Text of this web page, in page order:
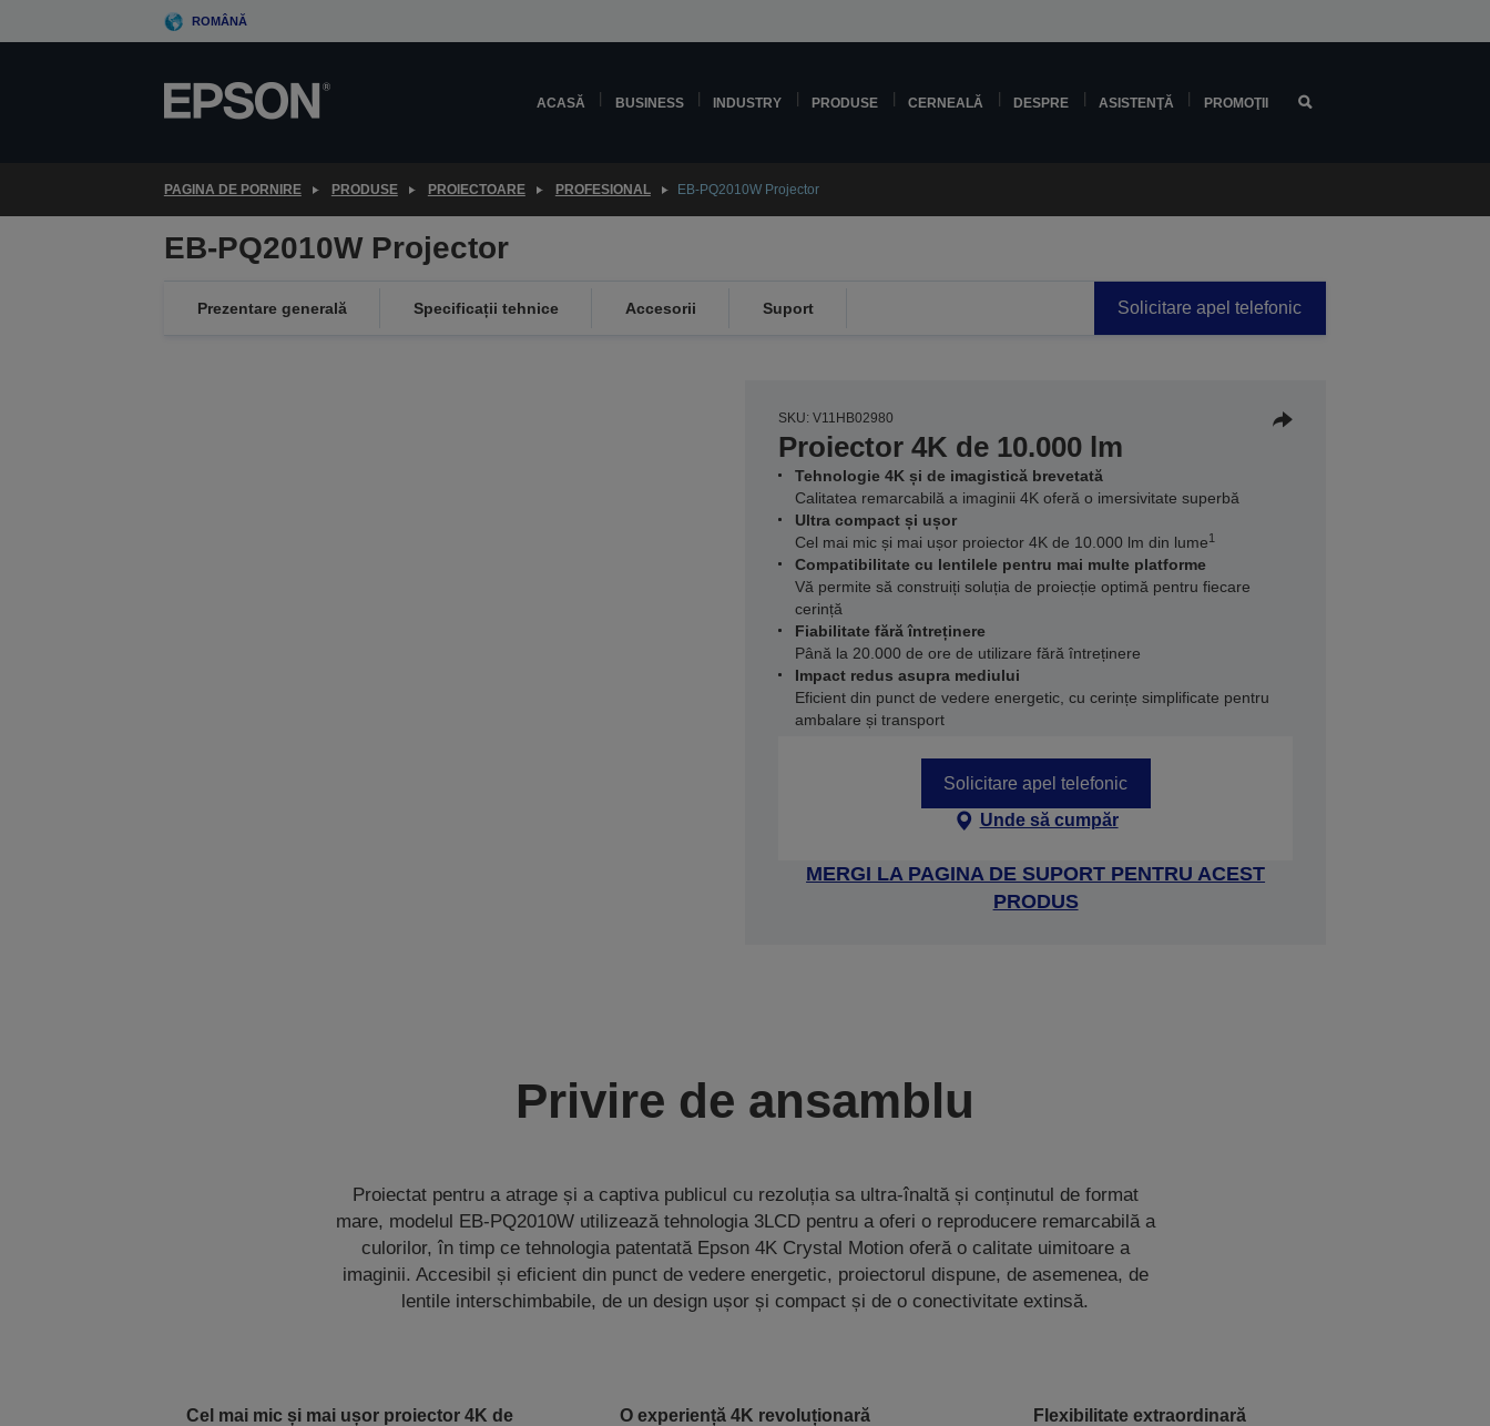
to
ROMÂNĂ
ACASĂ BUSINESS INDUSTRY PRODUSE CERNEALĂ DESPRE ASISTENŢĂ PROMOŢII
PAGINA DE PORNIRE PRODUSE PROIECTOARE PROFESIONAL EB-PQ2010W Projector
EB-PQ2010W Projector
Prezentare generală Specificații tehnice Accesorii Suport Solicitare apel telefonic
SKU: V11HB02980
Proiector 4K de 10.000 lm
Tehnologie 4K și de imagistică brevetată
Calitatea remarcabilă a imaginii 4K oferă o imersivitate superbă
Ultra compact și ușor
Cel mai mic și mai ușor proiector 4K de 10.000 lm din lume1
Compatibilitate cu lentilele pentru mai multe platforme
Vă permite să construiți soluția de proiecție optimă pentru fiecare
cerință
Fiabilitate fără întreținere
Până la 20.000 de ore de utilizare fără întreținere
Impact redus asupra mediului
Eficient din punct de vedere energetic, cu cerințe simplificate pentru
ambalare și transport
Solicitare apel telefonic
Unde să cumpăr
MERGI LA PAGINA DE SUPORT PENTRU ACEST
PRODUS
Privire de ansamblu
Proiectat pentru a atrage și a captiva publicul cu rezoluția sa ultra-înaltă și conținutul de format
mare, modelul EB-PQ2010W utilizează tehnologia 3LCD pentru a oferi o reproducere remarcabilă a
culorilor, în timp ce tehnologia patentată Epson 4K Crystal Motion oferă o calitate uimitoare a
imaginii. Accesibil și eficient din punct de vedere energetic, proiectorul dispune, de asemenea, de
lentile interschimbabile, de un design ușor și compact și de o conectivitate extinsă.
Cel mai mic și mai ușor proiector 4K de
O experiență 4K revoluționară Flexibilitate extraordinară